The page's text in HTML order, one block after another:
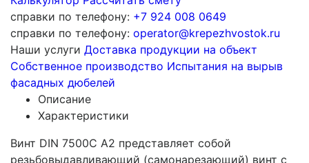
справки по телефону: +7 924 008 0649
справки по телефону: operator@krepezhvostok.ru
Наши услуги Доставка продукции на объект
Собственное производство Испытания на вырыв
фасадных дюбелей
Описание
Характеристики
Винт DIN 7500C A2 представляет собой
резьбовыдавливающий (самонарезающий) винт с